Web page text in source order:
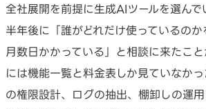
全社展開を前提に生成AIツールを選んで
半年後に「誰がどれだけ使っているの
月数日かかっている」と相談に来たこ
には機能一覧と料金表しか見ていなか
の権限設計、ログの抽出、棚卸しの運